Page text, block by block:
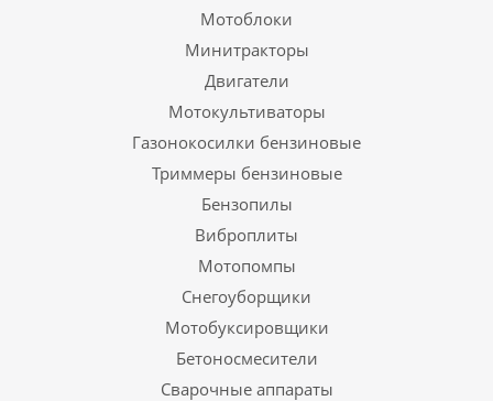
Мотоблоки
Минитракторы
Двигатели
Мотокультиваторы
Газонокосилки бензиновые
Триммеры бензиновые
Бензопилы
Виброплиты
Мотопомпы
Снегоуборщики
Мотобуксировщики
Бетоносмесители
Сварочные аппараты